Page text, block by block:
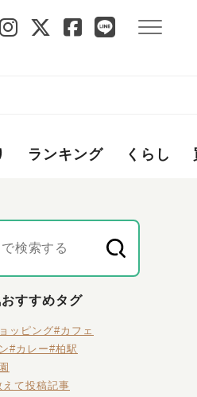
ランキング くらし
おすすめタグ
ッピング#カフェ
#カレー#柏駅
て投稿記事